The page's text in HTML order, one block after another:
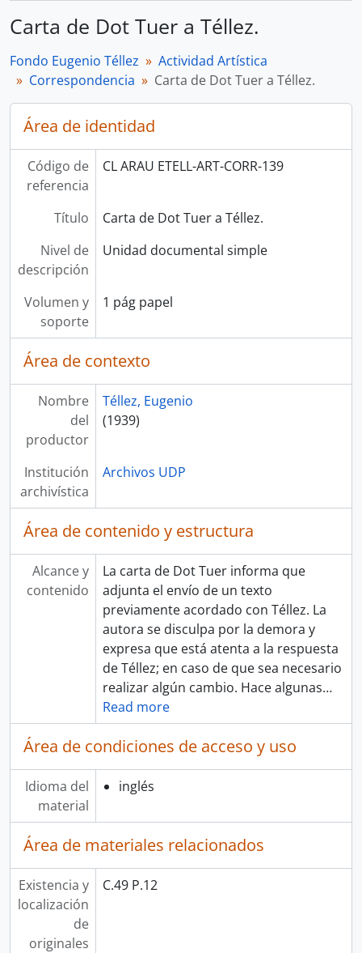
Carta de Dot Tuer a Téllez.
Fondo Eugenio Téllez
Actividad Artística
Correspondencia
Carta de Dot Tuer a Téllez.
Área de identidad
Código de
referencia
CL ARAU ETELL-ART-CORR-139
Título
Carta de Dot Tuer a Téllez.
Nivel de
descripción
Unidad documental simple
Volumen y
soporte
1 pág papel
Área de contexto
Nombre
del
productor
Téllez, Eugenio
(1939)
Institución
archivística
Archivos UDP
Área de contenido y estructura
Alcance y
contenido
La carta de Dot Tuer informa que
adjunta el envío de un texto
previamente acordado con Téllez. La
autora se disculpa por la demora y
expresa que está atenta a la respuesta
de Téllez; en caso de que sea necesario
realizar algún cambio. Hace algunas…
Read more
Área de condiciones de acceso y uso
Idioma del
material
inglés
Área de materiales relacionados
Existencia y
localización
de
originales
C.49 P.12